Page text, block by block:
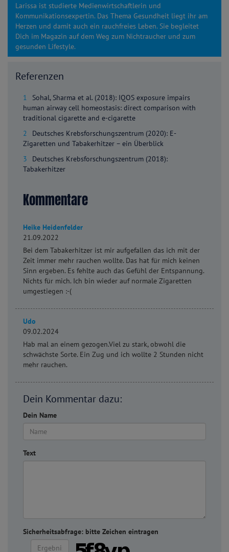
Larissa ist studierte Medienwirtschaftlerin und
Kommunikationsexpertin. Das Thema Gesundheit liegt ihr am
Herzen und damit auch ein rauchfreies Leben. Sie begleitet
Dich im Magazin auf dem Weg zum Nichtraucher und zum
gesunden Lifestyle.
Referenzen
1
Sohal, Sharma et al. (2018): IQOS exposure impairs
human airway cell homeostasis: direct comparison with
traditional cigarette and e-cigarette
2
Deutsches Krebsforschungszentrum (2020): E-
Zigaretten und Tabakerhitzer – ein Überblick
3
Deutsches Krebsforschungszentrum (2018):
Tabakerhitzer
Kommentare
Heike Heidenfelder
21.09.2022
Bei dem Tabakerhitzer ist mir aufgefallen das ich mit der
Zeit immer mehr rauchen wollte. Das hat für mich keinen
Sinn ergeben. Es fehlte auch das Gefühl der Entspannung.
Nichts für mich. Ich bin wieder auf normale Zigaretten
umgestiegen :-(
Udo
09.02.2024
Hab mal an einem gezogen.Viel zu stark, obwohl die
schwächste Sorte. Ein Zug und ich wollte 2 Stunden nicht
mehr rauchen.
Dein Kommentar dazu:
Dein Name
Text
Sicherheitsabfrage: bitte Zeichen eintragen